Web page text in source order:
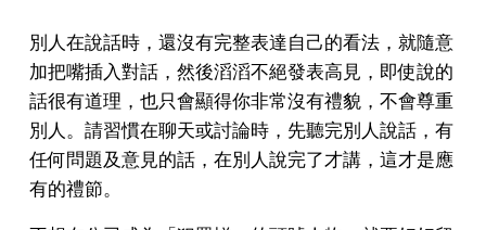
別人在說話時，還沒有完整表達自己的看法，就隨意
加把嘴插入對話，然後滔滔不絕發表高見，即使說的
話很有道理，也只會顯得你非常沒有禮貌，不會尊重
別人。請習慣在聊天或討論時，先聽完別人說話，有
任何問題及意見的話，在別人說完了才講，這才是應
有的禮節。